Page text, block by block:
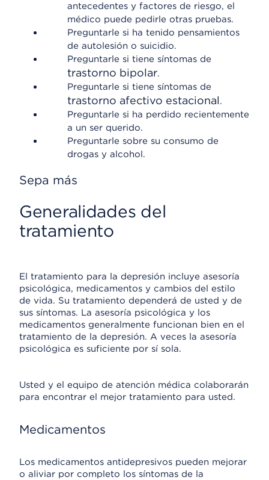
antecedentes y factores de riesgo, el
médico puede pedirle otras pruebas.
Preguntarle si ha tenido pensamientos
de autolesión o suicidio.
Preguntarle si tiene síntomas de
trastorno bipolar.
Preguntarle si tiene síntomas de
trastorno afectivo estacional.
Preguntarle si ha perdido recientemente
a un ser querido.
Preguntarle sobre su consumo de
drogas y alcohol.
Sepa más
Generalidades del
tratamiento
El tratamiento para la depresión incluye asesoría
psicológica, medicamentos y cambios del estilo
de vida. Su tratamiento dependerá de usted y de
sus síntomas. La asesoría psicológica y los
medicamentos generalmente funcionan bien en el
tratamiento de la depresión. A veces la asesoría
psicológica es suficiente por sí sola.
Usted y el equipo de atención médica colaborarán
para encontrar el mejor tratamiento para usted.
Medicamentos
Los medicamentos antidepresivos pueden mejorar
o aliviar por completo los síntomas de la